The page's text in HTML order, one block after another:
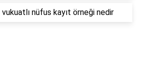
vukuatlı nüfus kayıt örneği nedir